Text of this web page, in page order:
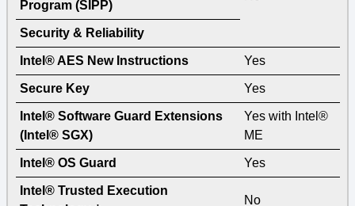
Program (SIPP)
Security & Reliability
Intel® AES New Instructions Yes
Secure Key Yes
Intel® Software Guard Extensions
(Intel® SGX)
Yes with Intel®
ME
Intel® OS Guard Yes
Intel® Trusted Execution
No